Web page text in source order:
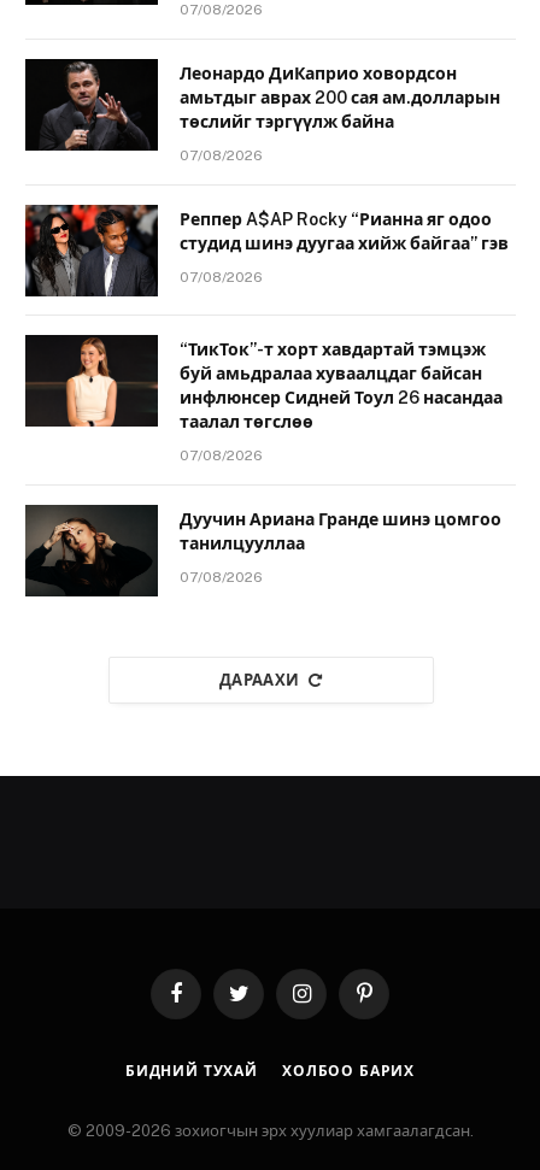
07/08/2026
Леонардо ДиКаприо ховордсон
амьтдыг аврах 200 сая ам.долларын
төслийг тэргүүлж байна
07/08/2026
Реппер A$AP Rocky “Рианна яг одоо
студид шинэ дуугаа хийж байгаа” гэв
07/08/2026
“ТикТок”-т хорт хавдартай тэмцэж
буй амьдралаа хуваалцдаг байсан
инфлюнсер Сидней Тоул 26 насандаа
таалал төгслөө
07/08/2026
Дуучин Ариана Гранде шинэ цомгоо
танилцууллаа
07/08/2026
ДАРААХИ
FacebookTwitter InstagramPinterest
БИДНИЙ ТУХАЙ ХОЛБОО БАРИХ
© 2009-2026 зохиогчын эрх хуулиар хамгаалагдсан.